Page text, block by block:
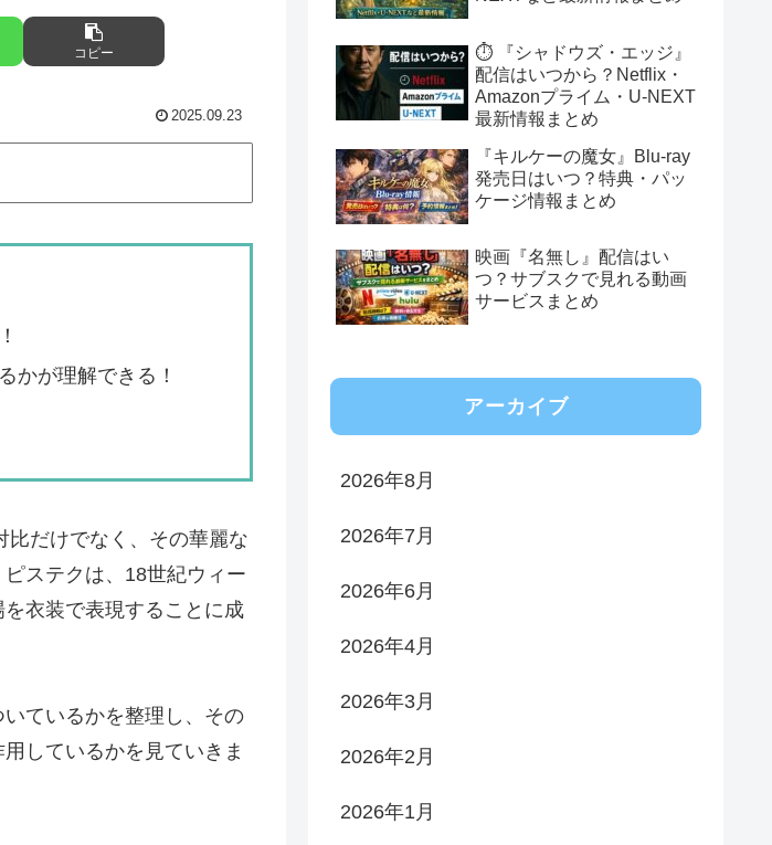
コピー
2025.09.23
かが理解できる！
比だけでなく、その華麗な
ステクは、18世紀ウィー
衣装で表現することに成
ているかを整理し、その
しているかを見ていきま
⏱️ 『シャドウズ・エッジ』
配信はいつから？Netflix・
Amazonプライム・U-NEXT
最新情報まとめ
『キルケーの魔女』Blu-ray
発売日はいつ？特典・パッ
ケージ情報まとめ
映画『名無し』配信はい
つ？サブスクで見れる動画
サービスまとめ
アーカイブ
2026年8月
2026年7月
2026年6月
2026年4月
2026年3月
2026年2月
2026年1月